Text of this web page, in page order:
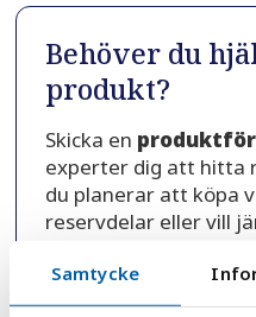
Samtycke
Behöver du
produkt?
Skicka en
experter dig att hitta
du planerar att köpa
reservdelar eller vill
Vi hjälper dig gärna